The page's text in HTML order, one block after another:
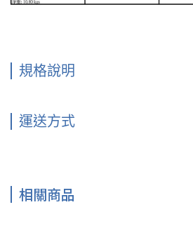
規格說明
運送方式
相關商品